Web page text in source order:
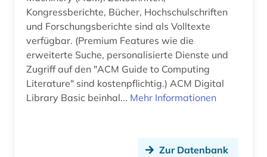
energy (1)
engineering (2)
engineering &amp; technology (1)
engineering profession (1)
Kongressberichte, Bücher, Hochschulschriften
und Forschungsberichte sind als Volltexte
verfügbar. (Premium Features wie die
erweiterte Suche, personalisierte Dienste und
Zugriff auf den "ACM Guide to Computing
Literature" sind kostenpflichtig.) ACM Digital
Library Basic beinhal... Mehr Informationen
Zur Datenbank